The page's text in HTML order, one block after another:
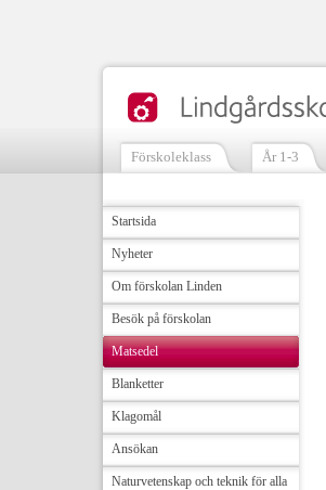
Förskoleklass År 1-3
Startsida
Nyheter
Om förskolan Linden
Besök på förskolan
Matsedel
Blanketter
Klagomål
Ansökan
Naturvetenskap och teknik för alla